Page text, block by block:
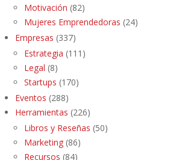
Motivación (82)
Mujeres Emprendedoras (24)
Empresas (337)
Estrategia (111)
Legal (8)
Startups (170)
Eventos (288)
Herramientas (226)
Libros y Reseñas (50)
Marketing (86)
Recursos (84)